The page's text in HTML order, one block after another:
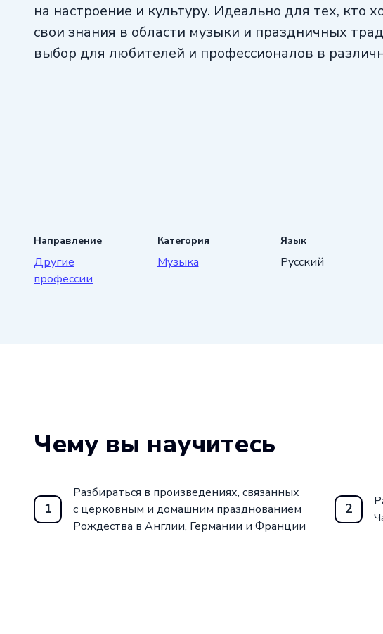
на настроение и культуру. Идеально для тех, кто
свои знания в области музыки и праздничных
выбор для любителей и профессионалов в
Направление
Другие
профессии
Категория
Музыка
Язык
Русский
Чему вы научитесь
1
Разбираться в произведениях, связанных
с церковным и домашним празднованием
Рождества в Англии, Германии и Франции
2